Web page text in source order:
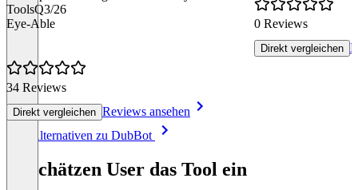
ToolsQ3/26
Eye-Able
34 Reviews
Direkt vergleichen Reviews ansehen
0 Reviews
Direkt vergleichen
Alle Alternativen zu DubBot
So schätzen User das Tool ein